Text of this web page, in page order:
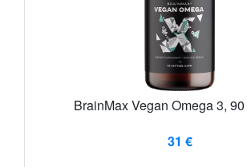
BrainMax Vegan Omega 3,
31 €